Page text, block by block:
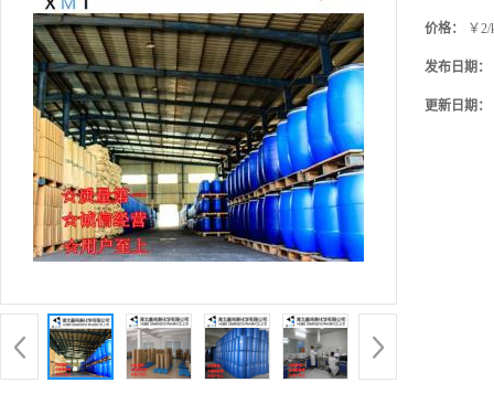
价格： ￥2/
发布日期：
更新日期：